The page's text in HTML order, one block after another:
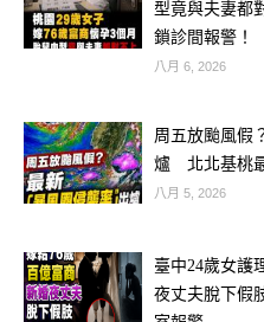
瓶 × 摩羯
型竟與夫妻都
鎖診間報警！
八月 6, 2026
周五放颱風假
爐 北北基桃
八月 5, 2026
臺中24歲女護
夜丈夫脫下假